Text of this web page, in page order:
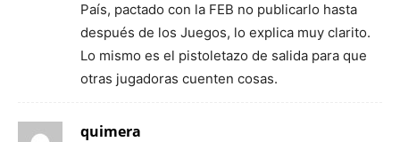
País, pactado con la FEB no publicarlo hasta
después de los Juegos, lo explica muy clarito.
Lo mismo es el pistoletazo de salida para que
otras jugadoras cuenten cosas.
quimera